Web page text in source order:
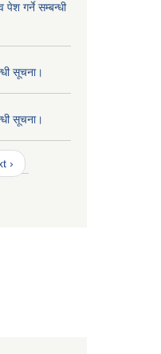
पेश गर्ने सम्बन्धी
सूचना।
सूचना।
›